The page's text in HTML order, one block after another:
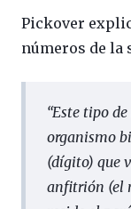
Pickover
números de la
“Este tipo
organismo
(dígito) que
anfitrión (el